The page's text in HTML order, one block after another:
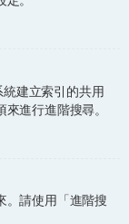
建立索引的共用
進行進階搜尋。
。請使用「進階搜